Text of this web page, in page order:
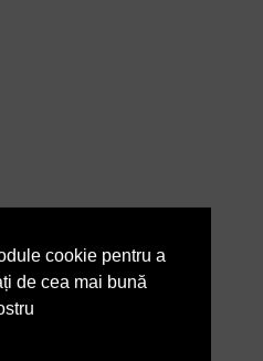
cookie pentru a
de cea mai bună